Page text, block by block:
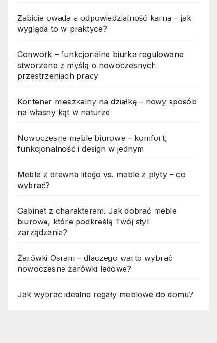
Zabicie owada a odpowiedzialność karna – jak
wygląda to w praktyce?
Conwork – funkcjonalne biurka regulowane
stworzone z myślą o nowoczesnych
przestrzeniach pracy
Kontener mieszkalny na działkę – nowy sposób
na własny kąt w naturze
Nowoczesne meble biurowe – komfort,
funkcjonalność i design w jednym
Meble z drewna litego vs. meble z płyty – co
wybrać?
Gabinet z charakterem. Jak dobrać meble
biurowe, które podkreślą Twój styl
zarządzania?
Żarówki Osram – dlaczego warto wybrać
nowoczesne żarówki ledowe?
Jak wybrać idealne regały meblowe do domu?